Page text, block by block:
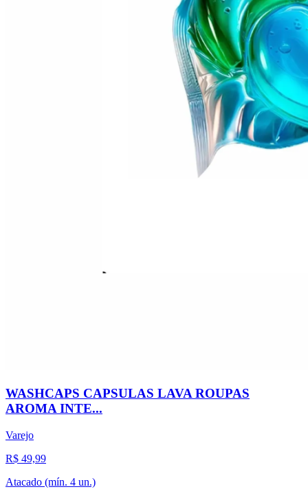
WASHCAPS CAPSULAS LAVA ROUPAS
AROMA INTE...
Varejo
R$ 49,99
Atacado (mín. 4 un.)